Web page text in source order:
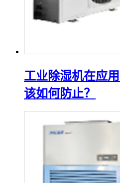
工业除湿机在应
该如何防止？